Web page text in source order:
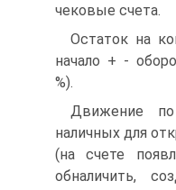
чековые счета.
Остаток на
начало + -
%).
Движение
наличных для
(на счете
обналичить,